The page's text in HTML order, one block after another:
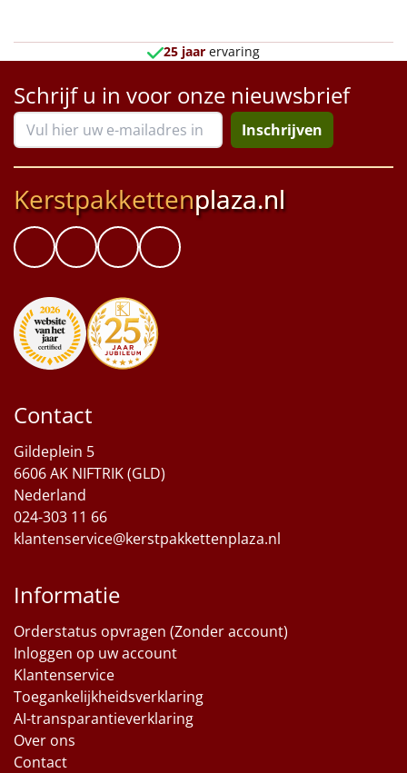
Slowcooker POPULAIR
Noodradio NIEUW
Deken (fleece plaid)
Alle artikelen
Ideeën
Personeel
Doe het zelf
Sinterklaaspakketten
Particulier
Kerstgeschenken 2026
Relatiegeschenken
Cadeaubon
Per stuk
Alle overige
25 jaar ervaring
Schrijf u in voor onze nieuwsbrief
Inschrijven
Kerstpakkettenplaza.nl
Contact
Gildeplein 5
6606 AK NIFTRIK (GLD)
Nederland
024-303 11 66
klantenservice@kerstpakkettenplaza.nl
Informatie
Orderstatus opvragen (Zonder account)
Inloggen op uw account
Klantenservice
Toegankelijkheidsverklaring
AI-transparantieverklaring
Over ons
Contact